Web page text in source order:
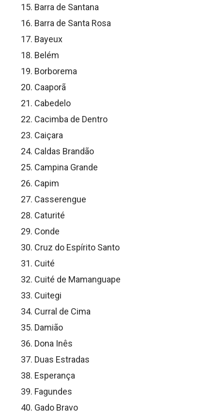
Barra de Santana
Barra de Santa Rosa
Bayeux
Belém
Borborema
Caaporã
Cabedelo
Cacimba de Dentro
Caiçara
Caldas Brandão
Campina Grande
Capim
Casserengue
Caturité
Conde
Cruz do Espírito Santo
Cuité
Cuité de Mamanguape
Cuitegi
Curral de Cima
Damião
Dona Inês
Duas Estradas
Esperança
Fagundes
Gado Bravo